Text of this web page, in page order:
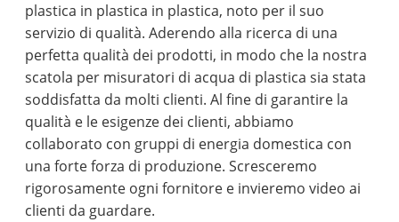
plastica in plastica in plastica, noto per il suo
servizio di qualità. Aderendo alla ricerca di una
perfetta qualità dei prodotti, in modo che la nostra
scatola per misuratori di acqua di plastica sia stata
soddisfatta da molti clienti. Al fine di garantire la
qualità e le esigenze dei clienti, abbiamo
collaborato con gruppi di energia domestica con
una forte forza di produzione. Scresceremo
rigorosamente ogni fornitore e invieremo video ai
clienti da guardare.